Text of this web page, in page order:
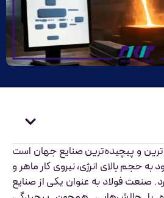
و پیچیده‌ترین صنایع جهان است
به حجم بالای انرژی، نیروی کار ماهر و
صنعت فولاد به عنوان یکی از صنایع